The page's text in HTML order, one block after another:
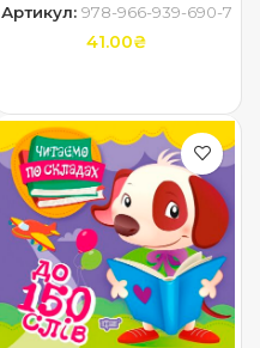
Артикул: 978-966-939-690-7
41.00₴